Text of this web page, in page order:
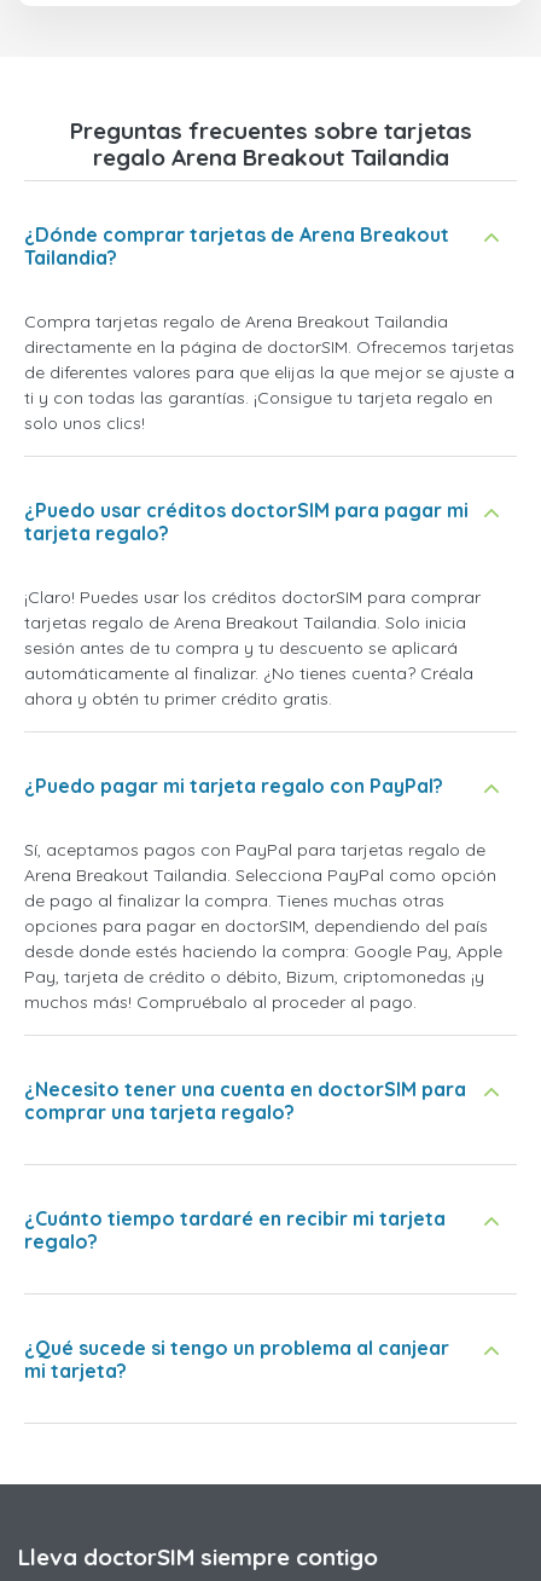
Preguntas frecuentes sobre tarjetas
regalo Arena Breakout Tailandia
¿Dónde comprar tarjetas de Arena Breakout
Tailandia?
Compra tarjetas regalo de Arena Breakout Tailandia
directamente en la página de doctorSIM. Ofrecemos tarjetas
de diferentes valores para que elijas la que mejor se ajuste a
ti y con todas las garantías. ¡Consigue tu tarjeta regalo en
solo unos clics!
¿Puedo usar créditos doctorSIM para pagar mi
tarjeta regalo?
¡Claro! Puedes usar los créditos doctorSIM para comprar
tarjetas regalo de Arena Breakout Tailandia. Solo inicia
sesión antes de tu compra y tu descuento se aplicará
automáticamente al finalizar. ¿No tienes cuenta? Créala
ahora y obtén tu primer crédito gratis.
¿Puedo pagar mi tarjeta regalo con PayPal?
Sí, aceptamos pagos con PayPal para tarjetas regalo de
Arena Breakout Tailandia. Selecciona PayPal como opción
de pago al finalizar la compra. Tienes muchas otras
opciones para pagar en doctorSIM, dependiendo del país
desde donde estés haciendo la compra: Google Pay, Apple
Pay, tarjeta de crédito o débito, Bizum, criptomonedas ¡y
muchos más! Compruébalo al proceder al pago.
¿Necesito tener una cuenta en doctorSIM para
comprar una tarjeta regalo?
¿Cuánto tiempo tardaré en recibir mi tarjeta
regalo?
¿Qué sucede si tengo un problema al canjear
mi tarjeta?
Lleva doctorSIM siempre contigo